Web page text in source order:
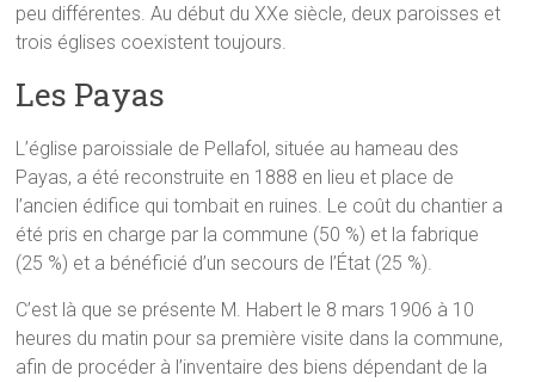
peu différentes. Au début du XXe siècle, deux paroisses et
trois églises coexistent toujours.
Les Payas
L’église paroissiale de Pellafol, située au hameau des
Payas, a été reconstruite en 1888 en lieu et place de
l’ancien édifice qui tombait en ruines. Le coût du chantier a
été pris en charge par la commune (50 %) et la fabrique
(25 %) et a bénéficié d’un secours de l’État (25 %).
C’est là que se présente M. Habert le 8 mars 1906 à 10
heures du matin pour sa première visite dans la commune,
afin de procéder à l’inventaire des biens dépendant de la